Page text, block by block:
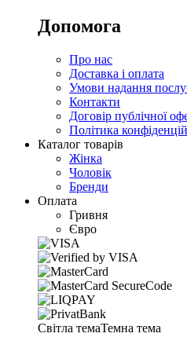
Допомога
Про нас
Доставка і оплата
Умови надання
Контакти
Договір публічної
Політика
Каталог товарів
Жінка
Чоловік
Бренди
Оплата
Гривня
Євро
Світла темаТемна тема